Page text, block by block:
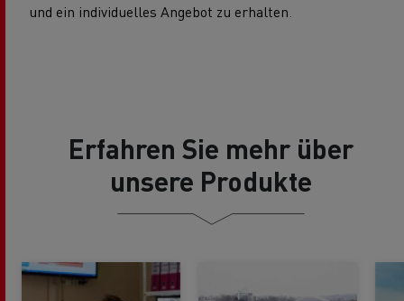
und ein individuelles Angebot zu erhalten.
Erfahren Sie mehr über
unsere Produkte